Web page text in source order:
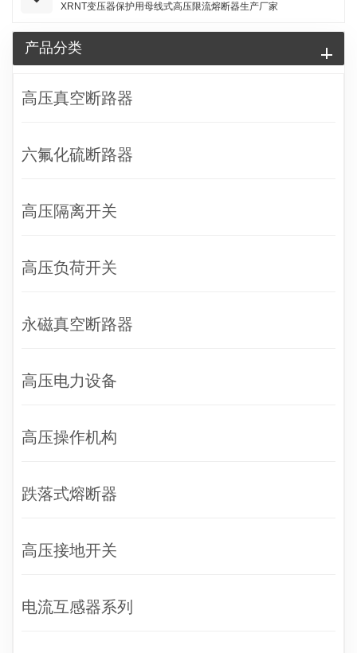
XRNT变压器保护用母线式高压限流熔断器生产厂家
产品分类
高压真空断路器
六氟化硫断路器
高压隔离开关
高压负荷开关
永磁真空断路器
高压电力设备
高压操作机构
跌落式熔断器
高压接地开关
电流互感器系列